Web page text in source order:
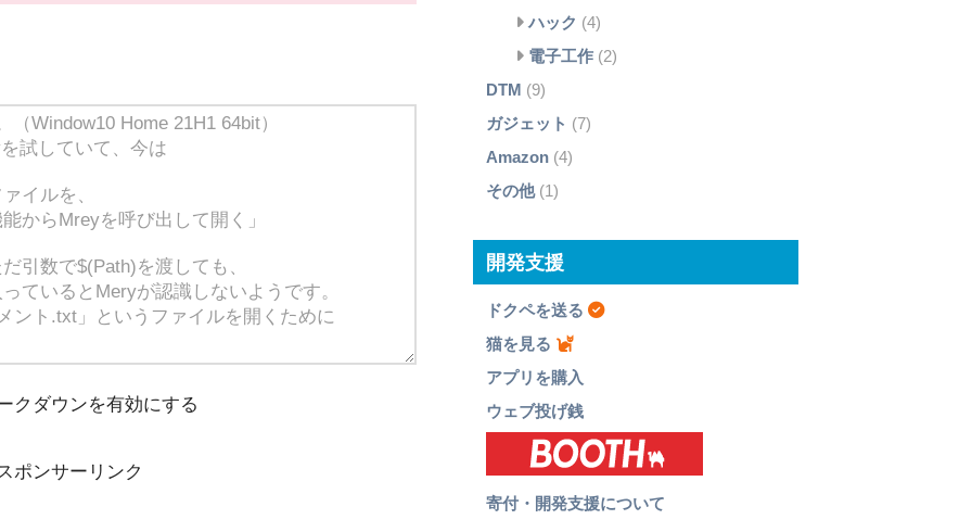
クダウンを有効にする
ポンサーリンク
ハック (4)
電子工作 (2)
DTM (9)
ガジェット (7)
Amazon(4)
その他(1)
開発支援
ドクペを送る
猫を見る
アプリを購入
ウェブ投げ銭
寄付・開発支援について